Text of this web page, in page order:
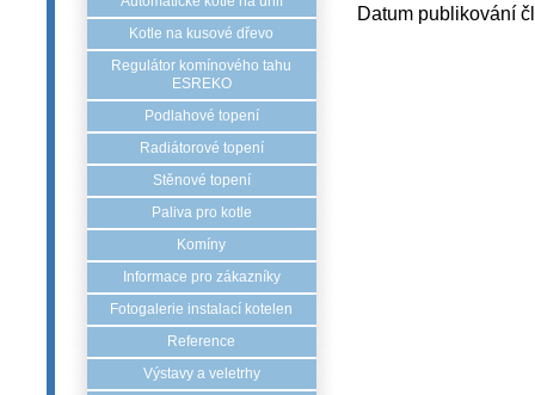
Kotle na kusové dřevo
Regulátor komínového tahu
ESREKO
Podlahové topení
Radiátorové topení
Stěnové topení
Paliva pro kotle
Komíny
Informace pro zákazníky
Fotogalerie instalací kotelen
Reference
Výstavy a veletrhy
Datum publikování